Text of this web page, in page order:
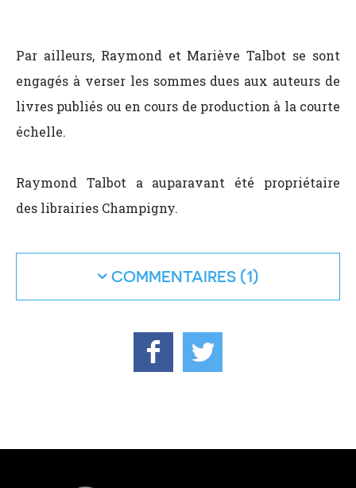
Par ailleurs, Raymond et Mariève Talbot se sont
engagés à verser les sommes dues aux auteurs de
livres publiés ou en cours de production à la courte
échelle.
Raymond Talbot a auparavant été propriétaire
des librairies Champigny.
COMMENTAIRES